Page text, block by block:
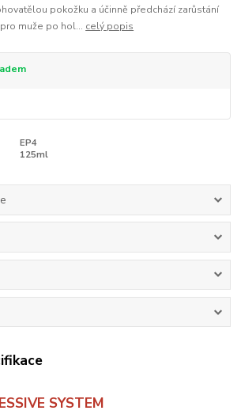
pokožku a účinně předchází zarůstání
muže po hol... celý popis
EP4
125ml
SYSTEM